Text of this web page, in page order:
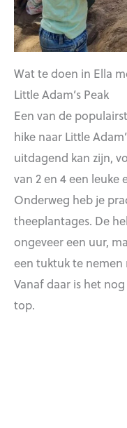
Wat te doen in Ella
Little Adam’s Peak
Een van de
hike naar Little
uitdagend kan zijn,
van 2 en 4 een
Onderweg heb je
theeplantages. De
ongeveer een uur,
een tuktuk te
Vanaf daar is het
top.